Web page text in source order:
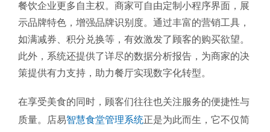
餐饮企业更多自主权。商家可自由定制小程序界面，展
示品牌特色，增强品牌识别度。通过丰富的营销工具，
如满减券、积分兑换等，有效激发了顾客的购买欲望。
此外，系统还提供了详尽的数据分析报告，为商家的决
策提供有力支持，助力餐厅实现数字化转型。
在享受美食的同时，顾客们往往也关注服务的便捷性与
质量。店易智慧食堂管理系统正是为此而生，它不仅简